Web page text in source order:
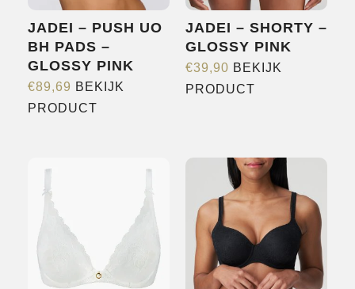
JADEI – PUSH UO
BH PADS –
GLOSSY PINK
€89,69 BEKIJK
PRODUCT
meerdere
variaties.
optie
kan
gekozen
JADEI – SHORTY –
GLOSSY PINK
€39,90 BEKIJK
PRODUCT
variaties.
Deze
optie
kan
gekozen
worden